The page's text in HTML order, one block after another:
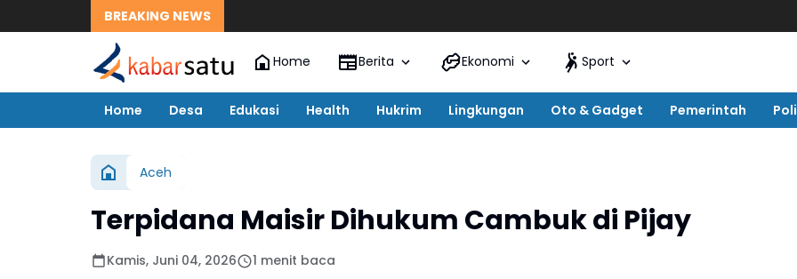
BREAKING NEWS
Home Berita Ekonomi Sport
Home Desa Edukasi Health Hukrim Lingkungan Oto & Gadget Pemerintah
Aceh
Terpidana Maisir Dihukum Cambuk di Pijay
Kamis, Juni 04, 2026 1 menit baca